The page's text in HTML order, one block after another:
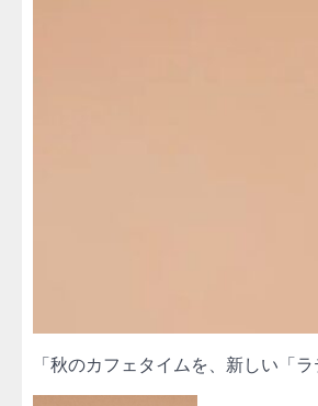
「秋のカフェタイムを、新しい「ラ